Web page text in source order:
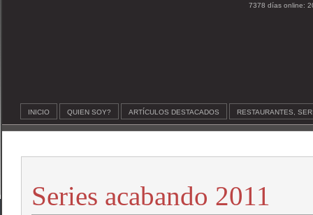
7378 días online:
INICIO QUIEN SOY? ARTÍCULOS DESTACADOS RESTAURANTES,
Series acabando 2011